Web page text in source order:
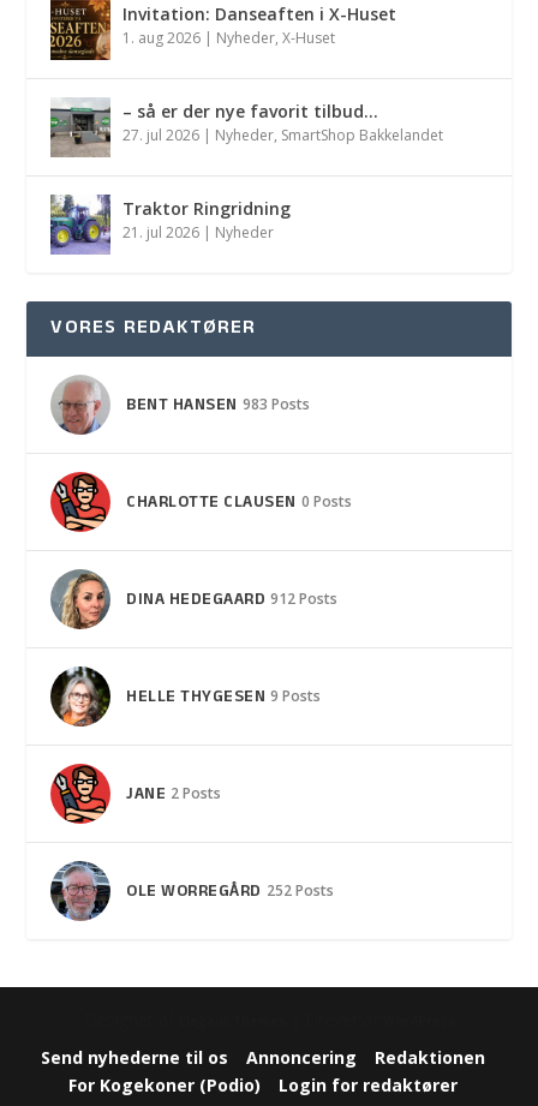
Invitation: Danseaften i X-Huset
1. aug 2026 | Nyheder,X-Huset
– så er der nye favorit tilbud…
27. jul 2026 | Nyheder, SmartShop Bakkelandet
Traktor Ringridning
21. jul 2026 | Nyheder
VORES REDAKTØRER
BENT HANSEN 983 Posts
CHARLOTTE CLAUSEN 0 Posts
DINA HEDEGAARD 912 Posts
HELLE THYGESEN 9 Posts
JANE 2 Posts
OLE WORREGÅRD 252 Posts
Send nyhederne til os Annoncering
Redaktionen
For Kogekoner (Podio)
Login for redaktører